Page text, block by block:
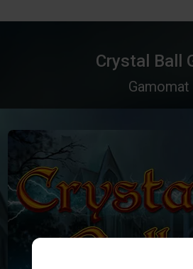
Crystal Ball
Gamomat